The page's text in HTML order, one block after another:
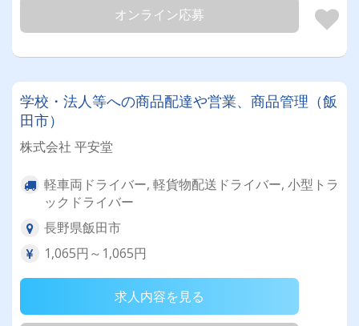
オンライン応募
学校・法人等への商品配達や営業、商品管理（飯
田市）
株式会社 平安堂
軽車両ドライバー, 軽貨物配送ドライバー, 小型トラ
ックドライバー
長野県飯田市
1,065円～1,065円
求人内容を見る